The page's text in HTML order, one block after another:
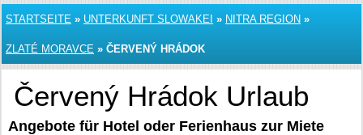
STARTSEITE » UNTERKUNFT SLOWAKEI » NITRA REGION »
ZLATÉ MORAVCE » ČERVENÝ HRÁDOK
Červený Hrádok Urlaub
Angebote für Hotel oder Ferienhaus zur Miete